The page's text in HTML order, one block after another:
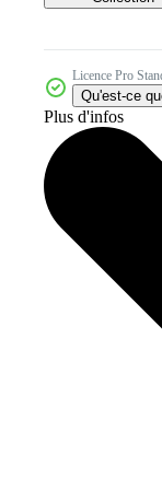
Licence Pro
Qu'est-ce
Plus d'infos